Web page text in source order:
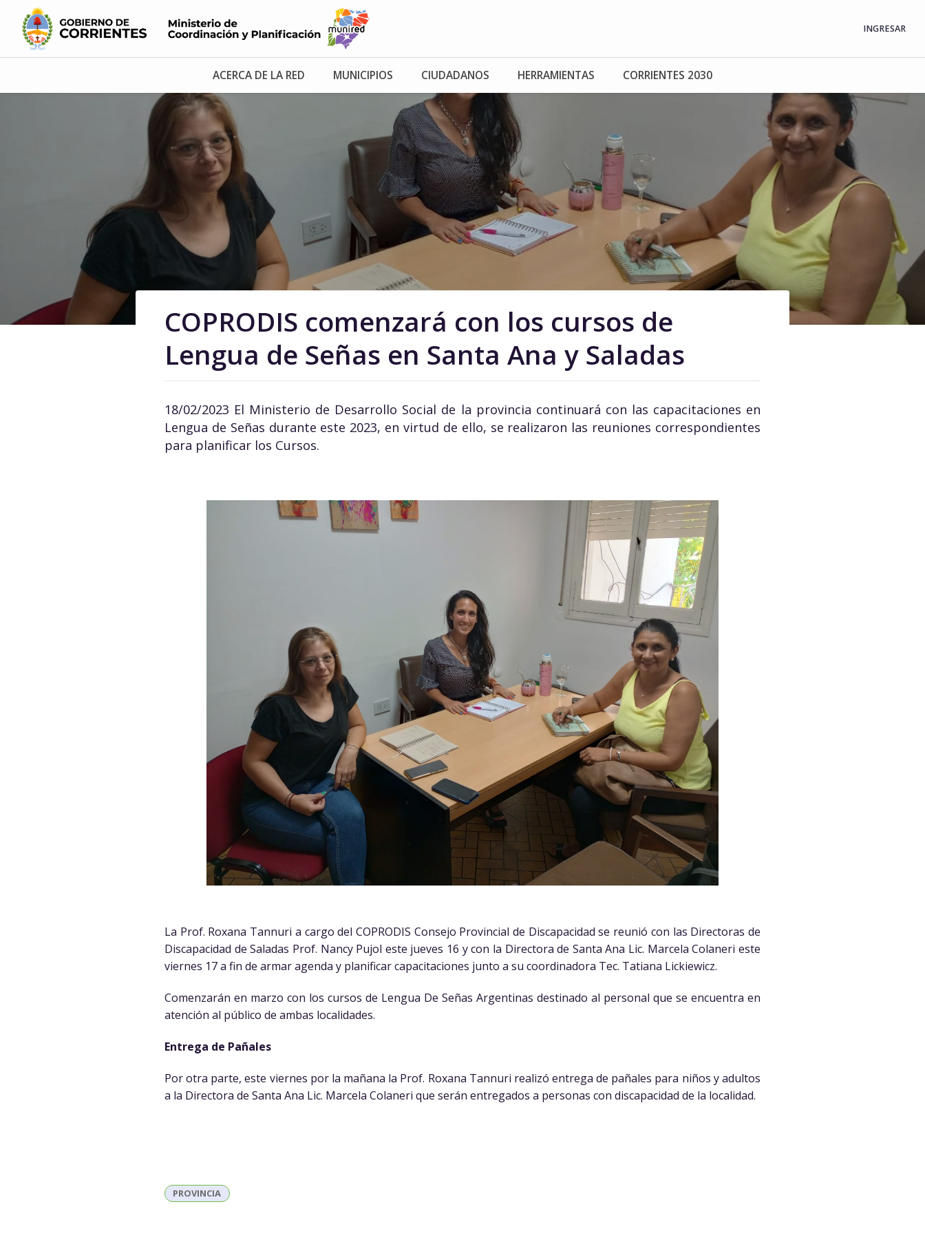
INGRESAR
ACERCA DE LA RED MUNICIPIOS CIUDADANOS HERRAMIENTAS CORRIENTES 2030
COPRODIS comenzará con los cursos de
Lengua de Señas en Santa Ana y Saladas
18/02/2023 El Ministerio de Desarrollo Social de la provincia continuará con las capacitaciones en
Lengua de Señas durante este 2023, en virtud de ello, se realizaron las reuniones correspondientes
para planificar los Cursos.
La Prof. Roxana Tannuri a cargo del COPRODIS Consejo Provincial de Discapacidad se reunió con las Directoras de
Discapacidad de Saladas Prof. Nancy Pujol este jueves 16 y con la Directora de Santa Ana Lic. Marcela Colaneri este
viernes 17 a fin de armar agenda y planificar capacitaciones junto a su coordinadora Tec. Tatiana Lickiewicz.
Comenzarán en marzo con los cursos de Lengua De Señas Argentinas destinado al personal que se encuentra en
atención al público de ambas localidades.
Entrega de Pañales
Por otra parte, este viernes por la mañana la Prof. Roxana Tannuri realizó entrega de pañales para niños y adultos
a la Directora de Santa Ana Lic. Marcela Colaneri que serán entregados a personas con discapacidad de la localidad.
PROVINCIA